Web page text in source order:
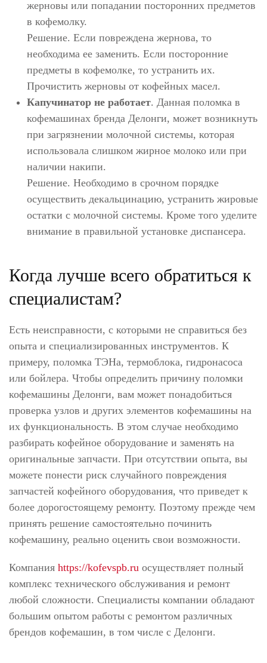
жерновы или попадании посторонних предметов
в кофемолку.
Решение. Если повреждена жернова, то
необходима ее заменить. Если посторонние
предметы в кофемолке, то устранить их.
Прочистить жерновы от кофейных масел.
Капучинатор не работает. Данная поломка в
кофемашинах бренда Делонги, может возникнуть
при загрязнении молочной системы, которая
использовала слишком жирное молоко или при
наличии накипи.
Решение. Необходимо в срочном порядке
осуществить декальцинацию, устранить жировые
остатки с молочной системы. Кроме того уделите
внимание в правильной установке диспансера.
Когда лучше всего обратиться к
специалистам?
Есть неисправности, с которыми не справиться без
опыта и специализированных инструментов. К
примеру, поломка ТЭНа, термоблока, гидронасоса
или бойлера. Чтобы определить причину поломки
кофемашины Делонги, вам может понадобиться
проверка узлов и других элементов кофемашины на
их функциональность. В этом случае необходимо
разбирать кофейное оборудование и заменять на
оригинальные запчасти. При отсутствии опыта, вы
можете понести риск случайного повреждения
запчастей кофейного оборудования, что приведет к
более дорогостоящему ремонту. Поэтому прежде чем
принять решение самостоятельно починить
кофемашину, реально оценить свои возможности.
Компания https://kofevspb.ru осуществляет полный
комплекс технического обслуживания и ремонт
любой сложности. Специалисты компании обладают
большим опытом работы с ремонтом различных
брендов кофемашин, в том числе с Делонги.